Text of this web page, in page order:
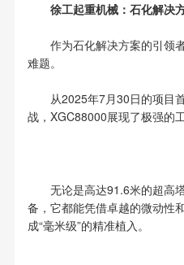
徐工起重机械：石化解决
作为石化解决方案的引领
难题。
从2025年7月30日的项目
战，XGC88000展现了极强的
无论是高达91.6米的超高
备，它都能凭借卓越的微动性
成“毫米级”的精准植入。